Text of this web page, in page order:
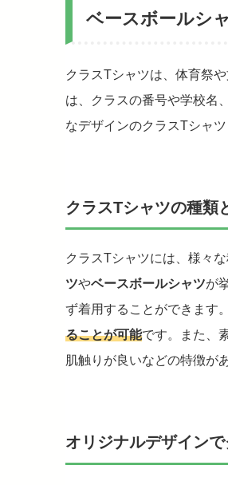
ベースボールシ
クラスTシャツは、体育祭
は、クラスの番号や学校名
なデザインのクラスTシャツ
クラスTシャツの種類
クラスTシャツには、様々
ツやベースボールシャツが
ず着用することができます
ることが可能です。また、
肌触りが良いなどの特徴が
オリジナルデザイン